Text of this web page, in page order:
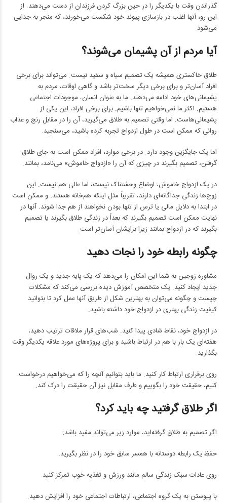
گذراندن وقت با یکدیگر را در حین بزرگ کردن فرزندان از دست می‌دهند. از
این رو، آنها اغلب در بازسازی پیوند خود شکست می‌خورند، که منجر به جدایی
می‌شود.
آیا مردم از آن پشیمان می‌شوند؟
طلاق خاکستری همیشه یک تصمیم سیاه و سفید نیست. می‌تواند برای برخی
افراد آسان‌تر و برای برخی دیگر سخت‌تر باشد و گاهی اوقات، مردم به
پشیمانی‌های خود ادامه می‌دهند. ما به عنوان انسان، موجودات اجتماعی
هستیم. اکثر ما نمی‌خواهیم تنها باشیم. برای برخی افراد، این یکی از
پشیمانی‌هاست. اما وقتی تصمیم به طلاق می‌گیرید، آن را در مقابل رنج و عذاب
روانی که ممکن است در طول ازدواج تجربه کرده باشید، می‌سنجید.
اما یک جایگزین وجود دارد. در برخی موارد، افراد ممکن است به جای طلاق
گرفتن، تصمیم بگیرند در چیزی که آن را «ازدواج خاموش» می‌نامد، بمانند.
در یک ازدواج خاموش، اوضاع وحشتناک نیست، اما عالی هم نیست. این
زوج‌ها زندگی جداگانه‌ای دارند، تقریباً مثل اینکه هم‌خانه هستند. و ممکن است
در ابتدا به دلایل مالی یا ترس از تنها بودن نخواهند از هم جدا شوند. آنها در
نهایت ممکن است تصمیم بگیرند که بعداً در زندگی طلاق بگیرند یا تصمیم
بگیرند که در ازدواج بمانند زیرا برایشان آسان‌تر است.
چگونه رابطه خود را نجات دهید
مشاوره زوجین به شما این امکان را می‌دهد که یک پایه جدید و یک روال
جدید ایجاد کنید. یک متخصص آموزش دیده بررسی می‌کند که مشکلات
چیست و چگونه می‌توان به بهترین شکل از طریق آنها عمل کرد تا بتوانید
کیفیت زندگی بهتری در ازدواج خود داشته باشید.
در ازدواج خود، نقاط شادی پیدا کنید. شب‌های قرار ملاقات ترتیب دهید،
هفته‌ای یک بار با هم در ارتباط باشید و برای پروژه‌های مورد علاقه یکدیگر وقت
بگذارید.
روی برقراری ارتباط کار کنید. ما باید بتوانیم آنچه را که می‌خواهیم درخواست
کنیم، حقیقت خود را بگوییم و طرف مقابل نیز آن حقیقت را درک کند.
اگر طلاق گرفتید چه باید کرد؟
اگر تصمیم به طلاق گرفته‌اید، موارد زیر می‌تواند مفید باشد:
حفظ یک رابطه دوستانه با همسر سابق خود را در نظر بگیرید.
روی عادات سبک زندگی سالم مانند ورزش و تغذیه خوب تمرکز کنید.
با پیوستن به یک گروه اجتماعی، ارتباطات اجتماعی خود را افزایش دهید.